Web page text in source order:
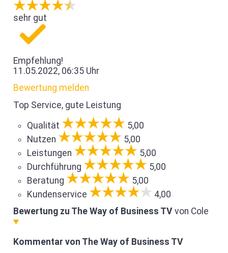
sehr gut
Empfehlung!
11.05.2022, 06:35 Uhr
Bewertung melden
Top Service, gute Leistung
Qualität
5,00
Nutzen
5,00
Leistungen
5,00
Durchführung
5,00
Beratung
5,00
Kundenservice
4,00
Bewertung zu The Way of Business TVvon Cole
Kommentar von The Way of Business TV